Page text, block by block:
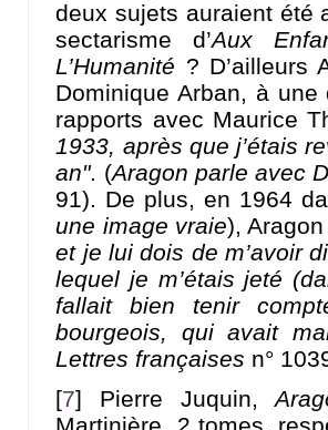
deux sujets auraient été
sectarisme d’Aux
L’Humanité ? D’ailleurs
Dominique Arban, à
rapports avec Maurice
1933, après que j’étais
an". (Aragon parle avec
91). De plus, en 1964
une image vraie),
et je lui dois de m’avoir
lequel je m’étais jeté
fallait bien tenir
bourgeois, qui avait
Lettres françaises n°
[7] Pierre Juquin,
Martinière, 2 tomes,